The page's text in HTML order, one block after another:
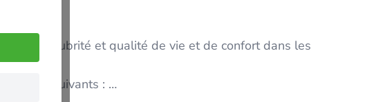
sur la salubrité et qualité de vie et de confort dans les
suivants :